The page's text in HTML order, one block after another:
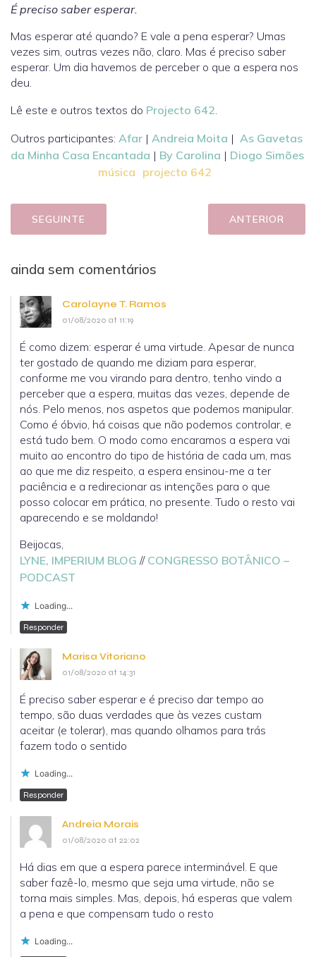
É preciso saber esperar.
Mas esperar até quando? E vale a pena esperar? Umas
vezes sim, outras vezes não, claro. Mas é preciso saber
esperar. Um dia havemos de perceber o que a espera nos
deu.
Lê este e outros textos do Projecto 642.
Outros participantes: Afar | Andreia Moita | As Gavetas
da Minha Casa Encantada | By Carolina | Diogo Simões
música projecto 642
SEGUINTE ANTERIOR
ainda sem comentários
Carolayne T. Ramos
01/08/2020 at 11:19
É como dizem: esperar é uma virtude. Apesar de nunca
ter gostado de quando me diziam para esperar,
conforme me vou virando para dentro, tenho vindo a
perceber que a espera, muitas das vezes, depende de
nós. Pelo menos, nos aspetos que podemos manipular.
Como é óbvio, há coisas que não podemos controlar, e
está tudo bem. O modo como encaramos a espera vai
muito ao encontro do tipo de história de cada um, mas
ao que me diz respeito, a espera ensinou-me a ter
paciência e a redirecionar as intenções para o que
posso colocar em prática, no presente. Tudo o resto vai
aparecendo e se moldando!
Beijocas,
LYNE, IMPERIUM BLOG // CONGRESSO BOTÂNICO –
PODCAST
Loading...
Responder
Marisa Vitoriano
01/08/2020 at 14:31
É preciso saber esperar e é preciso dar tempo ao
tempo, são duas verdades que às vezes custam
aceitar (e tolerar), mas quando olhamos para trás
fazem todo o sentido
Loading...
Responder
Andreia Morais
01/08/2020 at 22:02
Há dias em que a espera parece interminável. E que
saber fazê-lo, mesmo que seja uma virtude, não se
torna mais simples. Mas, depois, há esperas que valem
a pena e que compensam tudo o resto
Loading...